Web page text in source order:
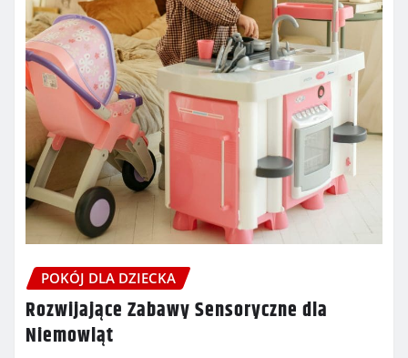
POKÓJ DLA DZIECKA
Rozwijające Zabawy Sensoryczne dla
Niemowląt